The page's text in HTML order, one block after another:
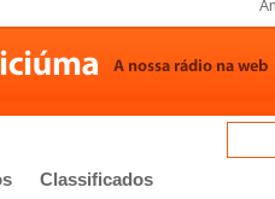
Classificados